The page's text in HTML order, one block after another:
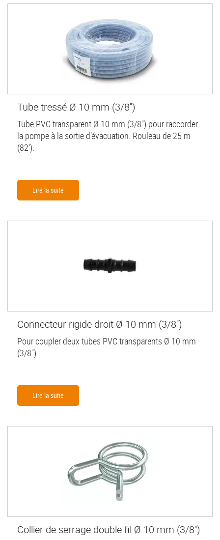
Tube tressé Ø 10 mm (3/8'')
Tube PVC transparent Ø 10 mm (3/8'') pour raccorder
la pompe à la sortie d’évacuation. Rouleau de 25 m
(82').
Lire la suite
Connecteur rigide droit Ø 10 mm (3/8'')
Pour coupler deux tubes PVC transparents Ø 10 mm
(3/8'').
Lire la suite
Collier de serrage double fil Ø 10 mm (3/8'')